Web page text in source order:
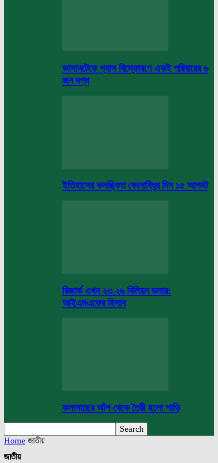
ভাসানটেকে গ্যাস বিস্ফোরণে একই পরিবারের ৬
জন দগ্ধ
ইতিহাসের কলঙ্কিত বেদনাবিধুর দিন ১৫ আগস্ট
রিজার্ভ এখন ২৩.২৬ বিলিয়ন ডলার:
আইএমএফের হিসাব
কলাগাছের আঁশ থেকে তৈরী হলো শাড়ি
Home জাতীয়
জাতীয়